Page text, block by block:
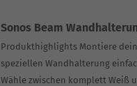
Sonos Beam
Produkthighlights Montiere
speziellen Wandhalterung
Wähle zwischen komplett Weiß